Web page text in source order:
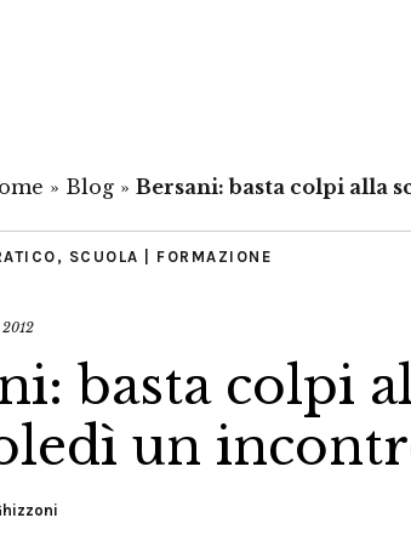
» Blog » Bersani: basta colpi alla
, SCUOLA | FORMAZIONE
basta colpi
un